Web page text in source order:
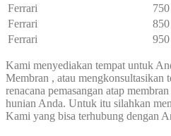
Ferrari
Ferrari
Ferrari
Kami menyediakan tempat untuk
Membran , atau mengkonsultasikan
renacana pemasangan atap
hunian Anda. Untuk itu silahkan
Kami yang bisa terhubung dengan